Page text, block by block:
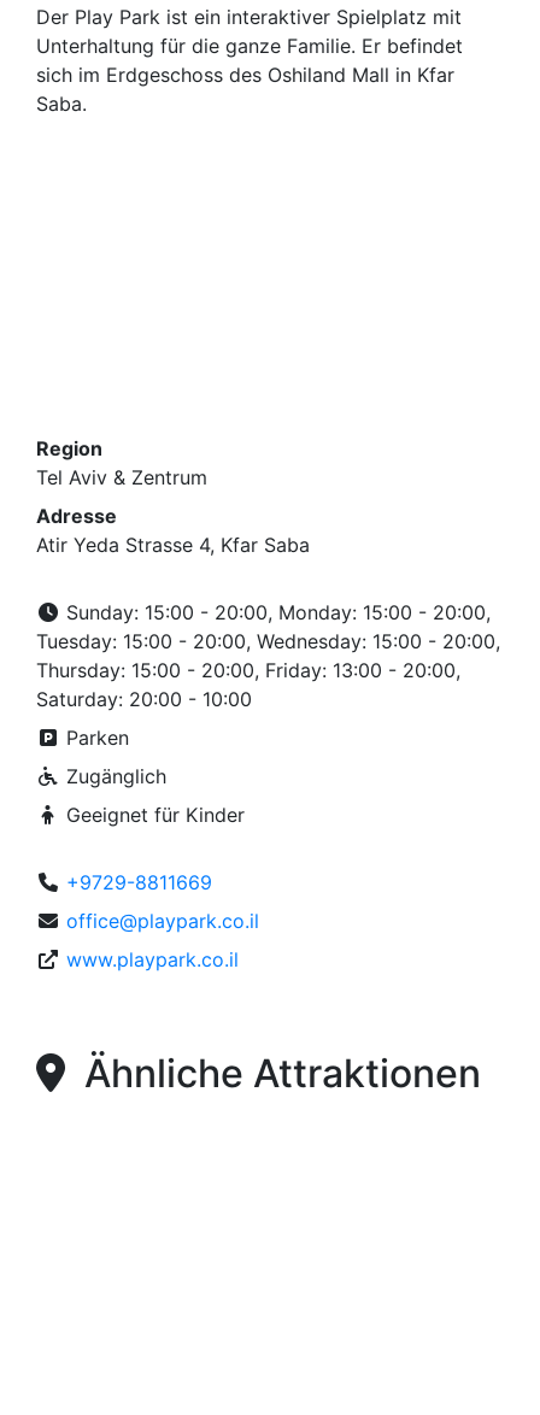
Der Play Park ist ein interaktiver Spielplatz mit
Unterhaltung für die ganze Familie. Er befindet
sich im Erdgeschoss des Oshiland Mall in Kfar
Saba.
Region
Tel Aviv & Zentrum
Adresse
Atir Yeda Strasse 4, Kfar Saba
Sunday: 15:00 - 20:00, Monday: 15:00 - 20:00,
Tuesday: 15:00 - 20:00, Wednesday: 15:00 - 20:00,
Thursday: 15:00 - 20:00, Friday: 13:00 - 20:00,
Saturday: 20:00 - 10:00
Parken
Zugänglich
Geeignet für Kinder
+9729-8811669
office@playpark.co.il
www.playpark.co.il
Ähnliche Attraktionen